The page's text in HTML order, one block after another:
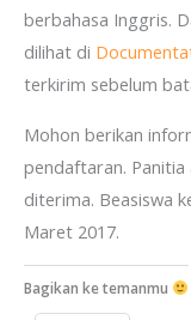
berbahasa Inggris.
dilihat di
terkirim sebelum
Mohon berikan
pendaftaran.
diterima. Beasiswa
Maret 2017.
Bagikan ke temanmu